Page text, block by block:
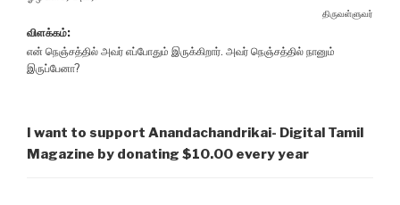
திருவள்ளுவர்
விளக்கம்:
என் நெஞ்சத்தில் அவர் எப்போதும் இருக்கிறார். அவர் நெஞ்சத்தில் நானும்
இருப்பேனா?
I want to support Anandachandrikai- Digital Tamil
Magazine by donating $10.00 every year